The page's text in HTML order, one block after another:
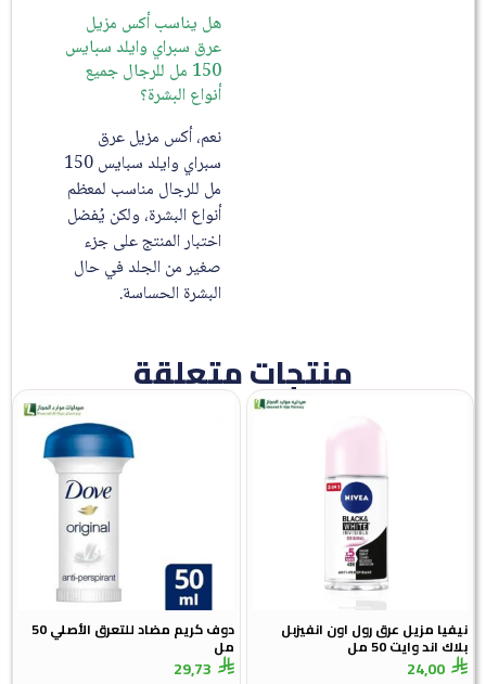
هل يناسب أكس مزيل
عرق سبراي وايلد سبايس
150 مل للرجال جميع
أنواع البشرة؟
نعم، أكس مزيل عرق
سبراي وايلد سبايس 150
مل للرجال مناسب لمعظم
أنواع البشرة، ولكن يُفضل
اختبار المنتج على جزء
صغير من الجلد في حال
البشرة الحساسة.
منتجات متعلقة
نيفيا مزيل عرق رول اون انفيزبل
بلاك اند وايت 50 مل
24,00
دوف كريم مضاد للتعرق الأصلي 50
مل
29,73